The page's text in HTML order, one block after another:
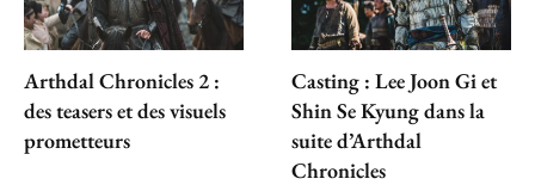
Arthdal Chronicles 2 :
des teasers et des visuels
prometteurs
Casting : Lee Joon Gi et
Shin Se Kyung dans la
suite d’Arthdal
Chronicles